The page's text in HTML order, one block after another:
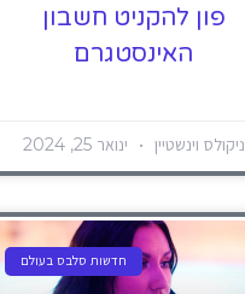
פון להקניט חשבון
האינסטגרם
ניקולס וינשטיין ינואר 25, 2024
חדשות סלבס בעולם